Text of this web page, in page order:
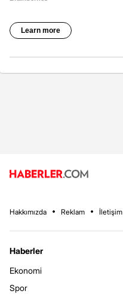
Hakkımızda Reklam İletişim
Haberler
Ekonomi
Spor